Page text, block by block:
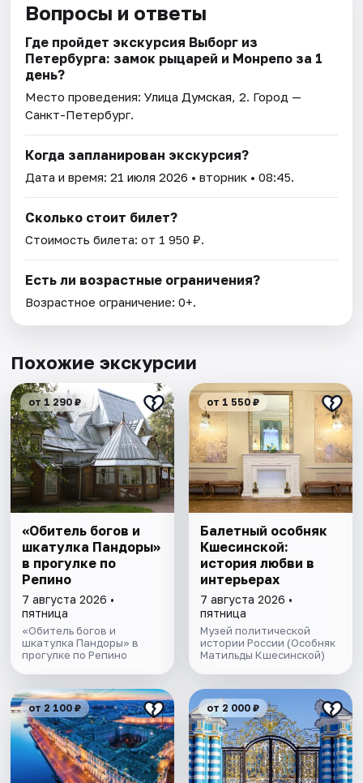
Вопросы и ответы
Где пройдет экскурсия Выборг из
Петербурга: замок рыцарей и Монрепо за 1
день?
Место проведения:Улица Думская, 2. Город —
Санкт-Петербург.
Когда запланирован экскурсия?
Дата и время:21 июля 2026 • вторник • 08:45.
Сколько стоит билет?
Стоимость билета: от 1 950 ₽.
Есть ли возрастные ограничения?
Возрастное ограничение: 0+.
Похожие экскурсии
от 1 290 ₽
«Обитель богов и
шкатулка Пандоры»
в прогулке по
Репино
7 августа 2026 •
пятница
«Обитель богов и
шкатулка Пандоры» в
прогулке по Репино
от 1 550 ₽
Балетный особняк
Кшесинской:
история любви в
интерьерах
7 августа 2026 •
пятница
Музей политической
истории России (Особняк
Матильды Кшесинской)
от 2 100 ₽ от 2 000 ₽